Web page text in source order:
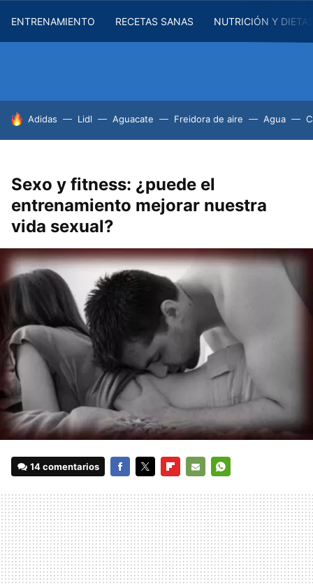
ENTRENAMIENTO RECETAS SANAS NUTRICIÓN Y
HOY SE HABLA DE
Adidas Lidl Aguacate Freidora de aire Agua
Sexo y fitness: ¿puede el
entrenamiento mejorar nuestra
vida sexual?
14 comentarios
MAIL